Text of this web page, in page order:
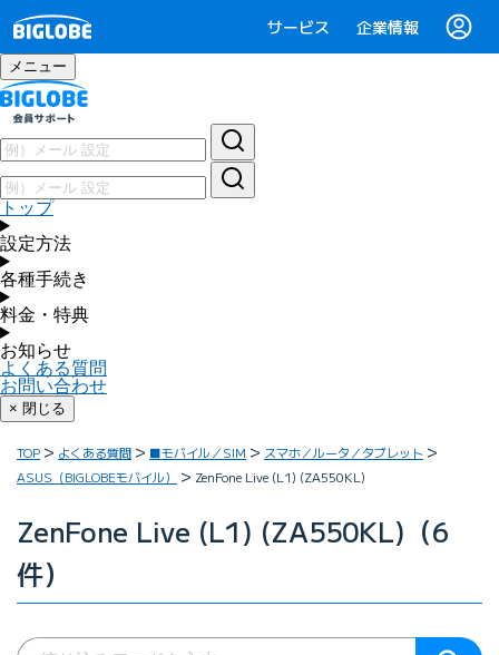
サービス 企業情報
メニュー
トップ
設定方法
各種手続き
料金・特典
お知らせ
よくある質問
お問い合わせ
× 閉じる
TOP よくある質問 ■モバイル／SIM
スマホ／ルータ／タブレット
ASUS（BIGLOBEモバイル）
ZenFone Live (L1) (ZA550KL)
ZenFone Live (L1) (ZA550KL)（6
件）